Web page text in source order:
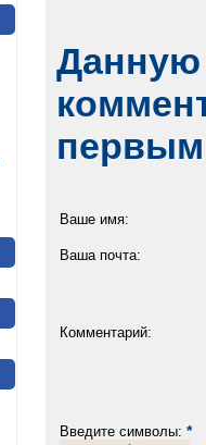
Данную
Ваше имя:
Ваша почта:
Комментарий:
Введите символы: *